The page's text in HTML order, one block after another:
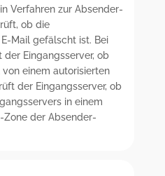
Verfahren zur Absender-
ob die
Mail gefälscht ist. Bei
Eingangsserver, ob
einem autorisierten
der Eingangsserver, ob
in einem
Zone der Absender-